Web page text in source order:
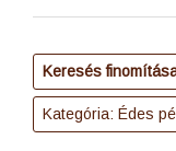
Keresés
Kategória: Édes